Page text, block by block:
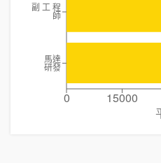
0 15000
副 工 程
師
馬達
研發